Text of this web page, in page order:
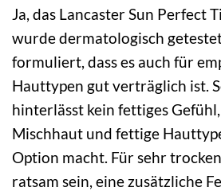
Ja, das Lancaster Sun Perfect
wurde dermatologisch
formuliert, dass es auch für
Hauttypen gut verträglich ist.
hinterlässt kein fettiges
Mischhaut und fettige
Option macht. Für sehr
ratsam sein, eine zusätzliche